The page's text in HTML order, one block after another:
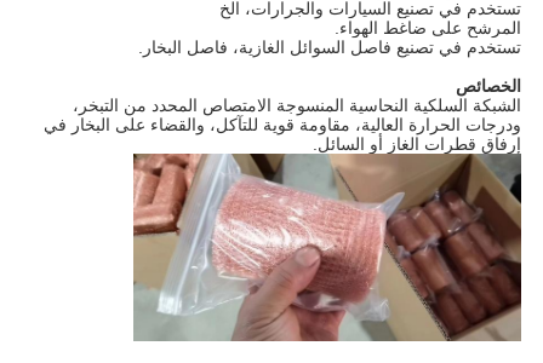
تستخدم في تصنيع السيارات والجرارات، الخ
المرشح على ضاغط الهواء.
تستخدم في تصنيع فاصل السوائل الغازية، فاصل البخار.
الخصائص
الشبكة السلكية النحاسية المنسوجة الامتصاص المحدد من التبخر،
ودرجات الحرارة العالية، مقاومة قوية للتآكل، والقضاء على البخار في
إرفاق قطرات الغاز أو السائل.